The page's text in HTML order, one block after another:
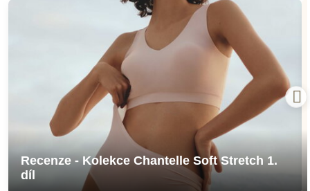
Recenze - Kolekce Chantelle Soft Stretch 1.
díl